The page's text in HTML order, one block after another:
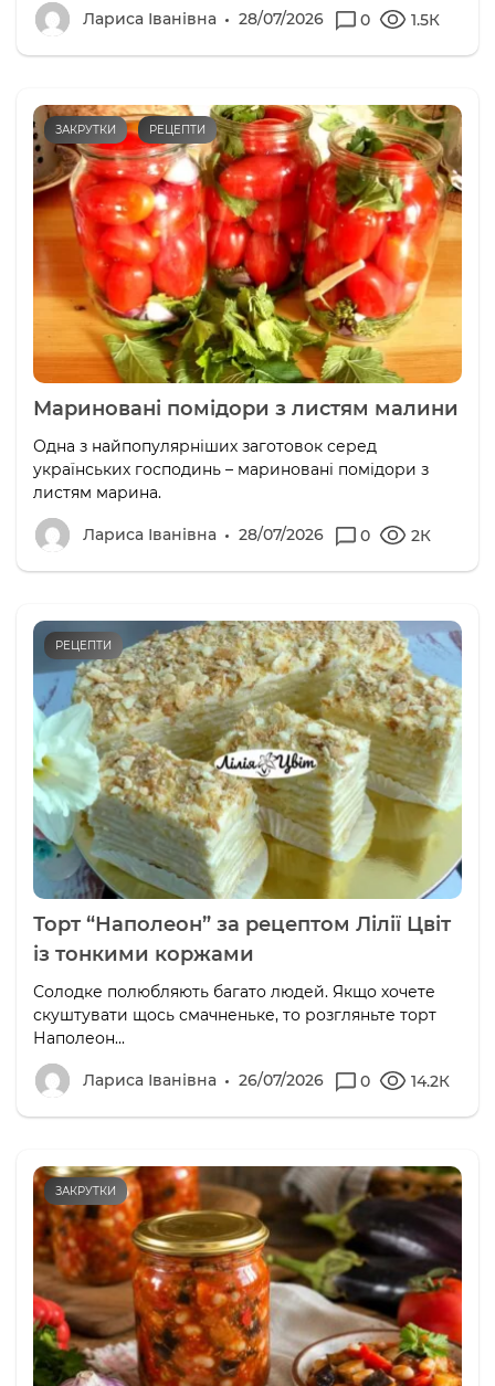
Лариса Іванівна 28/07/2026 0 1.5К
ЗАКРУТКИ РЕЦЕПТИ
Мариновані помідори з листям малини
Одна з найпопулярніших заготовок серед
українських господинь – мариновані помідори з
листям марина.
Лариса Іванівна 28/07/2026 0 2К
РЕЦЕПТИ
Торт “Наполеон” за рецептом Лілії Цвіт
із тонкими коржами
Солодке полюбляють багато людей. Якщо хочете
скуштувати щось смачненьке, то розгляньте торт
Наполеон...
Лариса Іванівна 26/07/2026 0 14.2К
ЗАКРУТКИ